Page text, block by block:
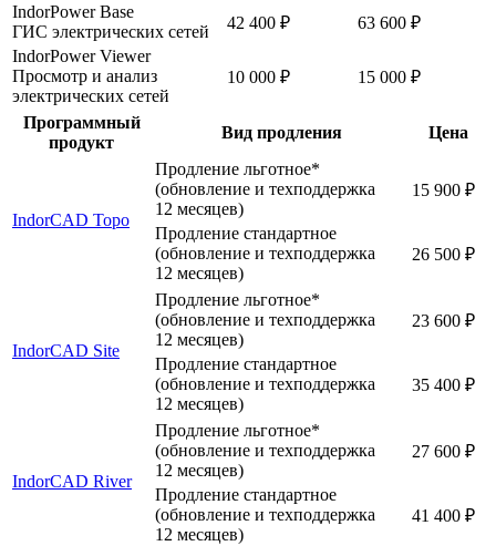
IndorPower Base
ГИС электрических сетей
42 400 ₽
63 600 ₽
IndorPower Viewer
Просмотр и анализ
электрических сетей
10 000 ₽ 15 000 ₽
Программный
продукт
Вид продления Цена
IndorCAD Topo
Продление льготное*
(обновление и техподдержка
12 месяцев)
15 900 ₽
Продление стандартное
(обновление и техподдержка
12 месяцев)
26 500 ₽
IndorCAD Site
Продление льготное*
(обновление и техподдержка
12 месяцев)
23 600 ₽
Продление стандартное
(обновление и техподдержка
12 месяцев)
35 400 ₽
IndorCAD River
Продление льготное*
(обновление и техподдержка
12 месяцев)
27 600 ₽
Продление стандартное
(обновление и техподдержка
12 месяцев)
41 400 ₽